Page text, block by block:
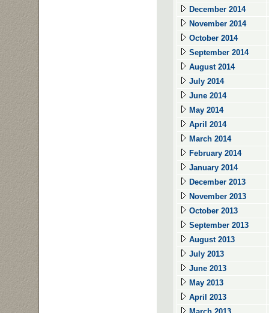
December 2014
November 2014
October 2014
September 2014
August 2014
July 2014
June 2014
May 2014
April 2014
March 2014
February 2014
January 2014
December 2013
November 2013
October 2013
September 2013
August 2013
July 2013
June 2013
May 2013
April 2013